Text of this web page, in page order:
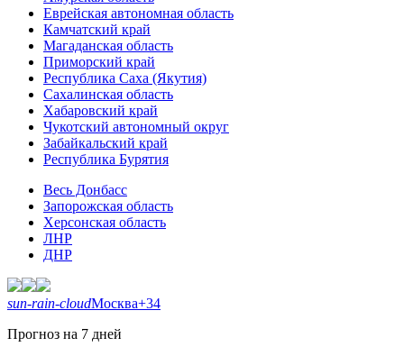
Еврейская автономная область
Камчатский край
Магаданская область
Приморский край
Республика Саха (Якутия)
Сахалинская область
Хабаровский край
Чукотский автономный округ
Забайкальский край
Республика Бурятия
Весь Донбасс
Запорожская область
Херсонская область
ЛНР
ДНР
sun-rain-cloudМосква+34
Прогноз на 7 дней